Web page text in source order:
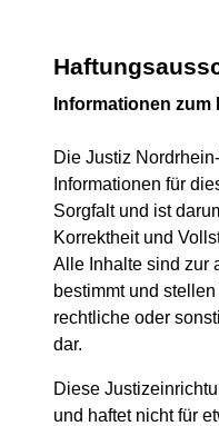
Informationen
Die Justiz
Informationen für
Sorgfalt und ist
Korrektheit und
Alle Inhalte sind zur
bestimmt und
rechtliche oder
dar.
Diese
und haftet nicht für